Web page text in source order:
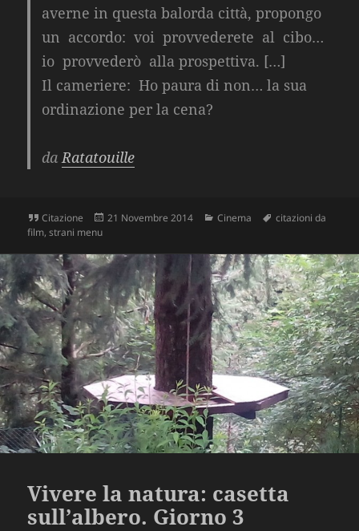
averne in questa balorda città, propongo
un accordo: voi provvederete al cibo…
io provvederò alla prospettiva. […]
Il cameriere: Ho paura di non… la sua
ordinazione per la cena?
daRatatouille
Formato
Citazione
Scritto
21 Novembre 2014 Categorie
Cinema Tag
citazioni da
film,strani menu
Vivere la natura: casetta
sull’albero. Giorno 3